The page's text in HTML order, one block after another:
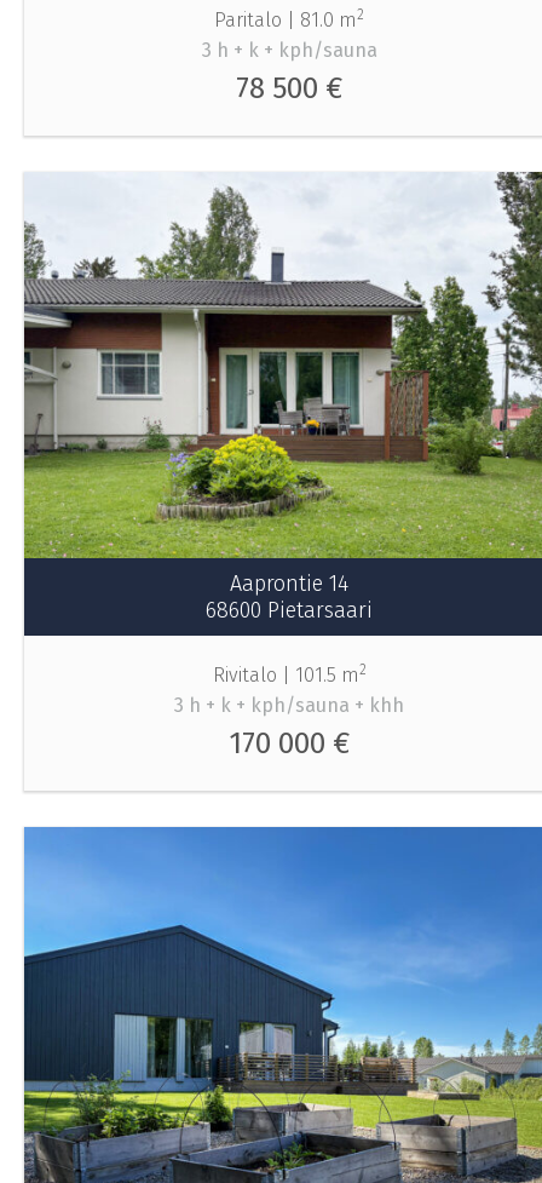
Paritalo | 81.0 m2
3 h + k + kph/sauna
78 500 €
Aaprontie 14
68600 Pietarsaari
Rivitalo | 101.5 m2
3 h + k + kph/sauna + khh
170 000 €